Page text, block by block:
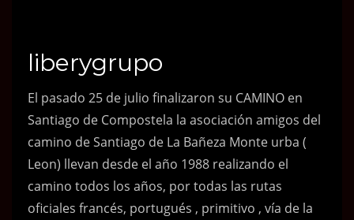
liberygrupo
El pasado 25 de julio finalizaron su CAMINO en
Santiago de Compostela la asociación amigos del
camino de Santiago de La Bañeza Monte urba (
Leon) llevan desde el año 1988 realizando el
camino todos los años, por todas las rutas
oficiales francés, portugués , primitivo , vía de la